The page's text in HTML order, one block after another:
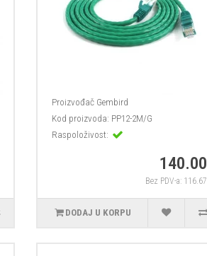
Proizvođač Gembird
Kod proizvoda: PP12-2M/G
Raspoloživost:
140.00
Bez PDV-a: 116.67
DODAJ U KORPU